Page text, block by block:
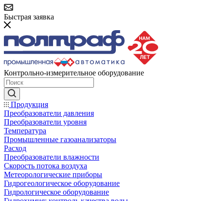
Быстрая заявка
Контрольно-измерительное оборудование
Продукция
Преобразователи давления
Преобразователи уровня
Температура
Промышленные газоанализаторы
Расход
Преобразователи влажности
Скорость потока воздуха
Метеорологические приборы
Гидрогеологическое оборудование
Гидрологическое оборудование